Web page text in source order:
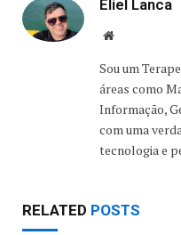
Eliel Lanca
Website
Sou um
áreas como
Informação,
com uma
tecnologia e
RELATED POSTS